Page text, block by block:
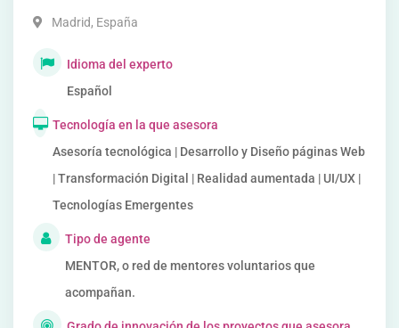
Madrid, España
Idioma del experto
Español
Tecnología en la que asesora
Asesoría tecnológica | Desarrollo y Diseño páginas Web
| Transformación Digital | Realidad aumentada | UI/UX |
Tecnologías Emergentes
Tipo de agente
MENTOR, o red de mentores voluntarios que
acompañan.